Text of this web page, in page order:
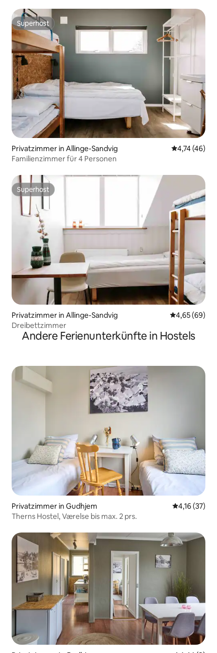
Superhost
Superhost
Privatzimmer in Allinge-Sandvig
4,74 (46)
Familienzimmer für 4 Personen
Superhost
Superhost
Privatzimmer in Allinge-Sandvig
4,65 (69)
Dreibettzimmer
Andere Ferienunterkünfte in Hostels
Privatzimmer in Gudhjem
4,16 (37)
Therns Hostel, Værelse bis max. 2 prs.